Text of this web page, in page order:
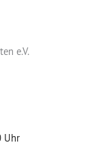
e.V.
Uhr